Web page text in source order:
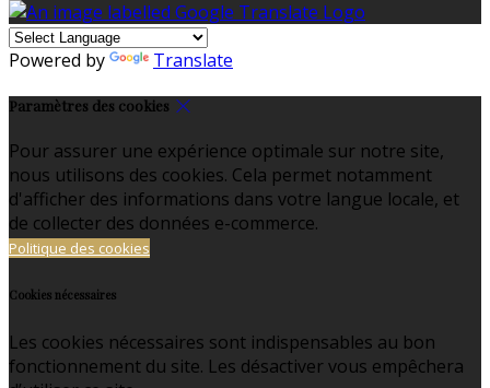
Powered by Translate
Paramètres des cookies
Pour assurer une expérience optimale sur notre site,
nous utilisons des cookies. Cela permet notamment
d'afficher des informations dans votre langue locale, et
de collecter des données e-commerce.
Politique des cookies
Cookies nécessaires
Les cookies nécessaires sont indispensables au bon
fonctionnement du site. Les désactiver vous empêchera